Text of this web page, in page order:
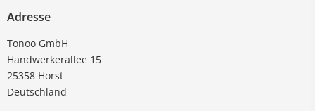
Adresse
Tonoo GmbH
Handwerkerallee 15
25358 Horst
Deutschland